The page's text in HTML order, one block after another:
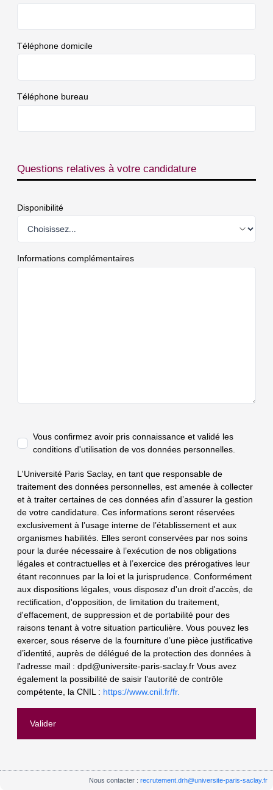
Téléphone domicile
Téléphone bureau
Questions relatives à votre candidature
Disponibilité
Informations complémentaires
Vous confirmez avoir pris connaissance et validé les
conditions d'utilisation de vos données personnelles.
L'Université Paris Saclay, en tant que responsable de
traitement des données personnelles, est amenée à collecter
et à traiter certaines de ces données afin d’assurer la gestion
de votre candidature. Ces informations seront réservées
exclusivement à l’usage interne de l’établissement et aux
organismes habilités. Elles seront conservées par nos soins
pour la durée nécessaire à l’exécution de nos obligations
légales et contractuelles et à l’exercice des prérogatives leur
étant reconnues par la loi et la jurisprudence. Conformément
aux dispositions légales, vous disposez d'un droit d'accès, de
rectification, d'opposition, de limitation du traitement,
d'effacement, de suppression et de portabilité pour des
raisons tenant à votre situation particulière. Vous pouvez les
exercer, sous réserve de la fourniture d’une pièce justificative
d’identité, auprès de délégué de la protection des données à
l'adresse mail : dpd@universite-paris-saclay.fr Vous avez
également la possibilité de saisir l’autorité de contrôle
compétente, la CNIL : https://www.cnil.fr/fr.
Nous contacter :recrutement.drh@universite-paris-saclay.fr